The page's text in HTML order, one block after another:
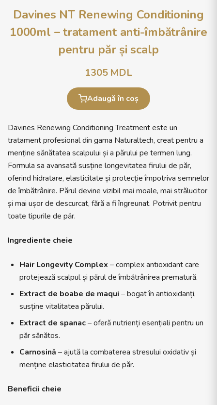
Davines NT Renewing Conditioning
1000ml – tratament anti-îmbătrânire
pentru păr și scalp
1305MDL
Adaugă în coș
Davines Renewing Conditioning Treatment este un
tratament profesional din gama Naturaltech, creat pentru a
menține sănătatea scalpului și a părului pe termen lung.
Formula sa avansată susține longevitatea firului de păr,
oferind hidratare, elasticitate și protecție împotriva semnelor
de îmbătrânire. Părul devine vizibil mai moale, mai strălucitor
și mai ușor de descurcat, fără a fi îngreunat. Potrivit pentru
toate tipurile de păr.
Ingrediente cheie
Hair Longevity Complex – complex antioxidant care
protejează scalpul și părul de îmbătrânirea prematură.
Extract de boabe de maqui – bogat în antioxidanți,
susține vitalitatea părului.
Extract de spanac– oferă nutrienți esențiali pentru un
păr sănătos.
Carnosină – ajută la combaterea stresului oxidativ și
menține elasticitatea firului de păr.
Beneficii cheie